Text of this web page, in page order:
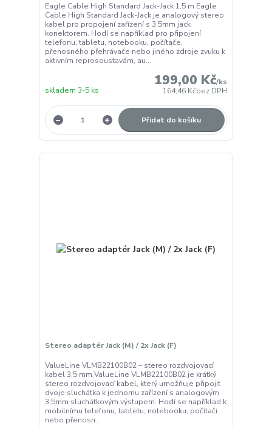
Eagle Cable High Standard Jack-Jack 1,5 m Eagle
Cable High Standard Jack-Jack je analogový stereo
kabel pro propojení zařízení s 3,5mm jack
konektorem. Hodí se například pro připojení
telefonu, tabletu, notebooku, počítače,
přenosného přehrávače nebo jiného zdroje zvuku k
aktivním reprosoustavám, au...
199,00 Kč/ks
164,46 Kčbez DPH
skladem 3-5 ks
Přidat do košíku
Stereo adaptér Jack (M) / 2x Jack (F)
ValueLine VLMB22100B02 – stereo rozdvojovací
kabel 3,5 mm ValueLine VLMB22100B02 je krátký
stereo rozdvojovací kabel, který umožňuje připojit
dvoje sluchátka k jednomu zařízení s analogovým
3,5mm sluchátkovým výstupem. Hodí se například k
mobilnímu telefonu, tabletu, notebooku, počítači
nebo přenosn...